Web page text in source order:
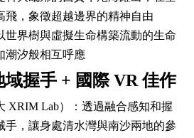
飛，象徵超越邊界的精神自由
世界樹與虛擬生命構築流動的生命
潮汐般相互呼應
握手 + 國際 VR 佳作
XRIM Lab）：透過融合感知和握
手，讓身處清水灣與南沙兩地的參